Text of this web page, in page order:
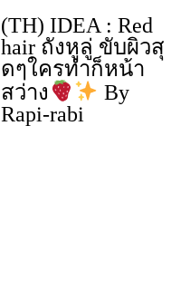
(TH) IDEA : Red
hair ถังหูลู่ ขับผิวสุ
ดๆใครทำก็หน้า
สว่าง
By
Rapi-rabi